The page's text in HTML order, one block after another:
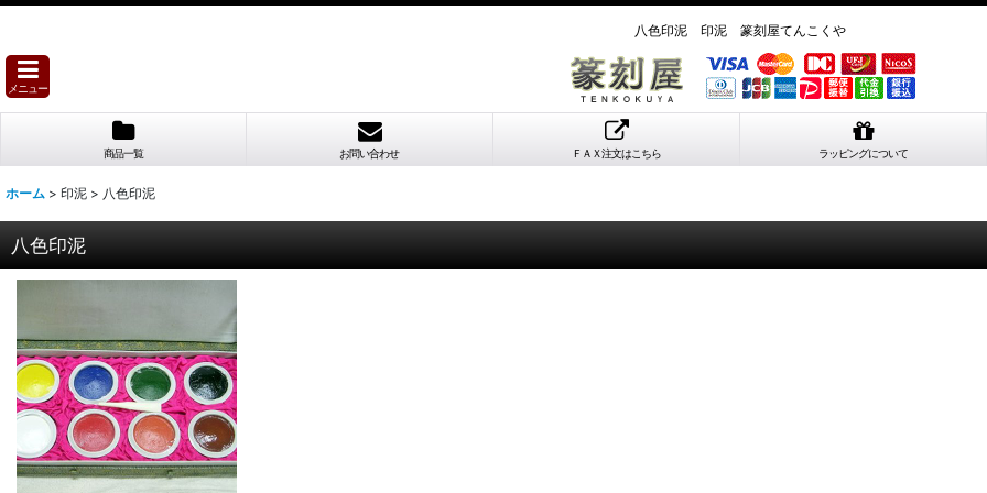
八色印泥 印泥 篆刻屋てんこくや
メニュー
商品一覧 お問い合わせ ＦＡＸ注文はこちら ラッピングについて
ホーム > 印泥 > 八色印泥
八色印泥